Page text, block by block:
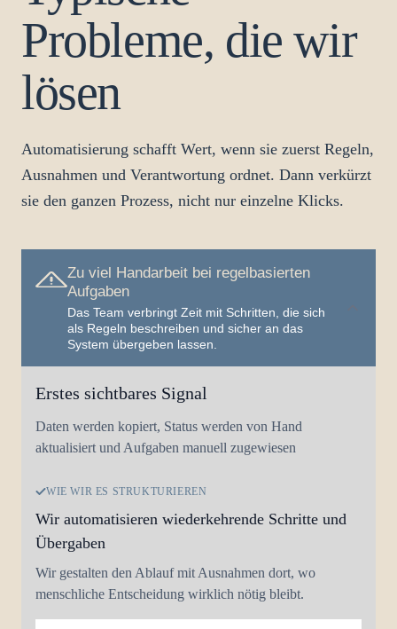
Probleme, die wir
lösen
Automatisierung schafft Wert, wenn sie zuerst Regeln,
Ausnahmen und Verantwortung ordnet. Dann verkürzt
sie den ganzen Prozess, nicht nur einzelne Klicks.
Zu viel Handarbeit bei regelbasierten
Aufgaben
Das Team verbringt Zeit mit Schritten, die sich
als Regeln beschreiben und sicher an das
System übergeben lassen.
Erstes sichtbares Signal
Daten werden kopiert, Status werden von Hand
aktualisiert und Aufgaben manuell zugewiesen
WIE WIR ES STRUKTURIEREN
Wir automatisieren wiederkehrende Schritte und
Übergaben
Wir gestalten den Ablauf mit Ausnahmen dort, wo
menschliche Entscheidung wirklich nötig bleibt.